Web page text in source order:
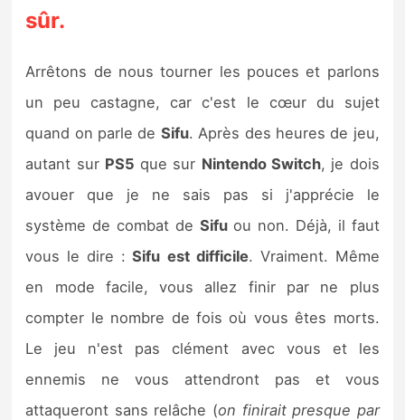
sûr.
Arrêtons de nous tourner les pouces et parlons
un peu castagne, car c'est le cœur du sujet
quand on parle de Sifu. Après des heures de jeu,
autant sur PS5 que sur Nintendo Switch, je dois
avouer que je ne sais pas si j'apprécie le
système de combat de Sifuou non. Déjà, il faut
vous le dire : Sifu est difficile. Vraiment. Même
en mode facile, vous allez finir par ne plus
compter le nombre de fois où vous êtes morts.
Le jeu n'est pas clément avec vous et les
ennemis ne vous attendront pas et vous
attaqueront sans relâche (on finirait presque par